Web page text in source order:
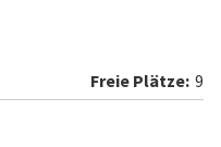
9